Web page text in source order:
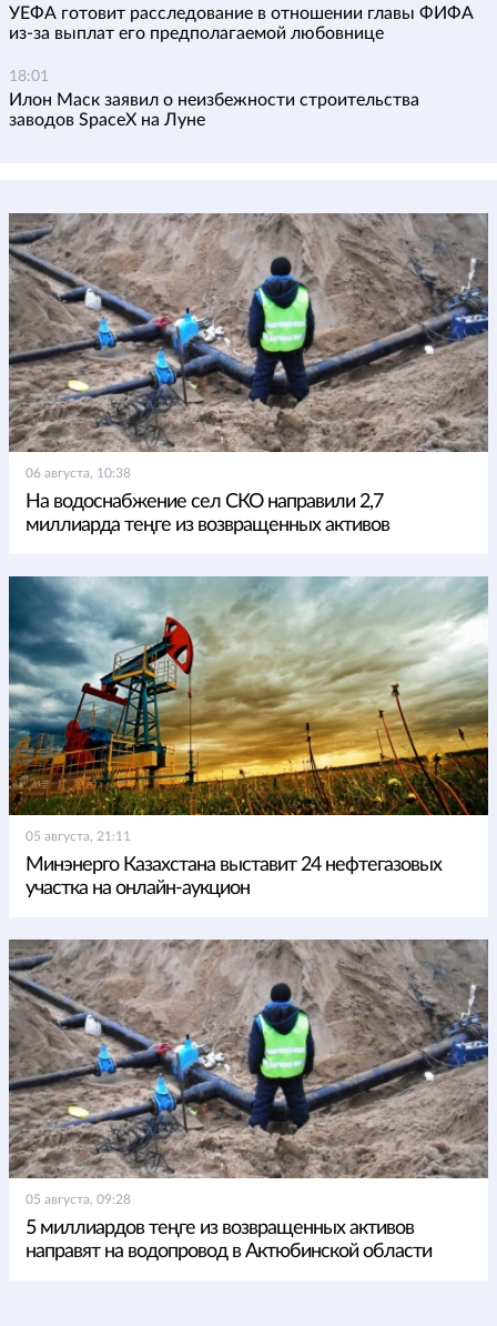
УЕФА готовит расследование в отношении главы ФИФА
из-за выплат его предполагаемой любовнице
18:01
Илон Маск заявил о неизбежности строительства
заводов SpaceX на Луне
06 августа, 10:38
На водоснабжение сел СКО направили 2,7
миллиарда теңге из возвращенных активов
05 августа, 21:11
Минэнерго Казахстана выставит 24 нефтегазовых
участка на онлайн-аукцион
05 августа, 09:28
5 миллиардов теңге из возвращенных активов
направят на водопровод в Актюбинской области